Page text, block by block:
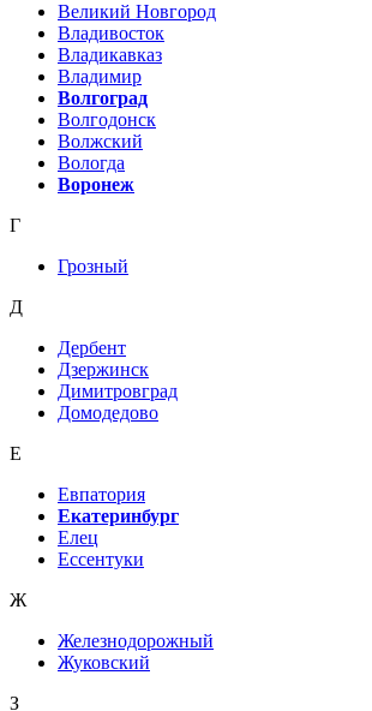
Великий Новгород
Владивосток
Владикавказ
Владимир
Волгоград
Волгодонск
Волжский
Вологда
Воронеж
Г
Грозный
Д
Дербент
Дзержинск
Димитровград
Домодедово
Е
Евпатория
Екатеринбург
Елец
Ессентуки
Ж
Железнодорожный
Жуковский
З